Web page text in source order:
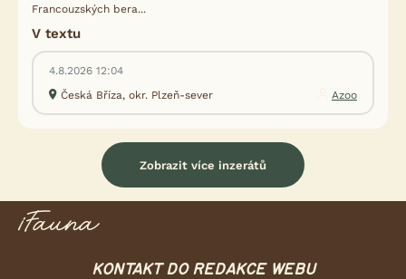
Francouzských bera...
V textu
4.8.2026 12:04
Česká Bříza, okr. Plzeň-sever
Azoo
Zobrazit více inzerátů
KONTAKT DO REDAKCE WEBU